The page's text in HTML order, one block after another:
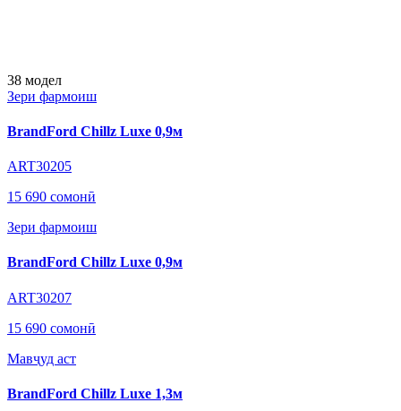
38 модел
Зери фармоиш
BrandFord Chillz Luxe 0,9м
ART30205
15 690 сомонӣ
Зери фармоиш
BrandFord Chillz Luxe 0,9м
ART30207
15 690 сомонӣ
Мавҷуд аст
BrandFord Chillz Luxe 1,3м